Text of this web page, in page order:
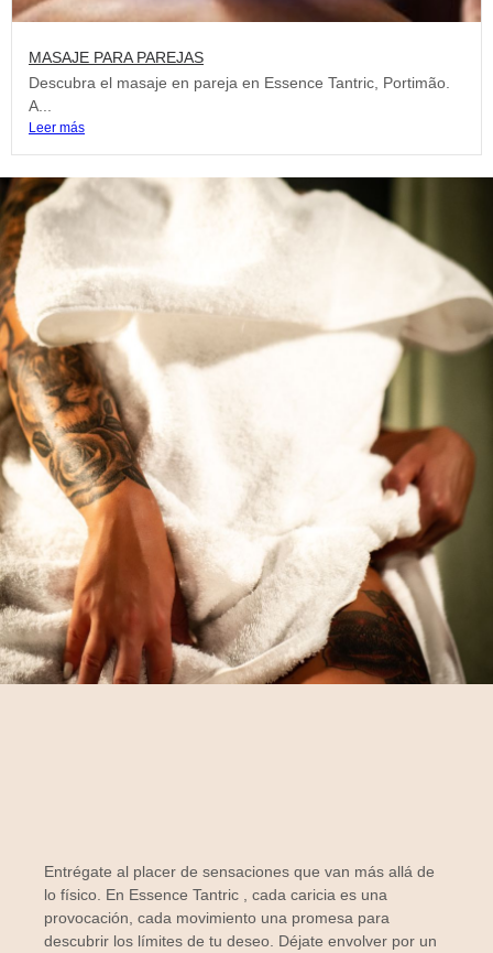
MASAJE PARA PAREJAS
Descubra el masaje en pareja en Essence Tantric, Portimão.
A...
Leer más
Entrégate al placer de sensaciones que van más allá de
lo físico. En Essence Tantric , cada caricia es una
provocación, cada movimiento una promesa para
descubrir los límites de tu deseo. Déjate envolver por un